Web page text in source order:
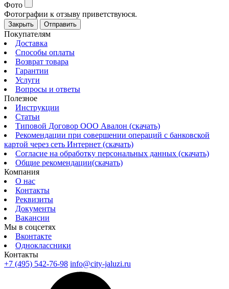
Фото
Фотографии к отзыву приветствуюся.
Закрыть Отправить
Покупателям
Доставка
Способы оплаты
Возврат товара
Гарантии
Услуги
Вопросы и ответы
Полезное
Инструкции
Статьи
Типовой Договор ООО Авалон (скачать)
Рекомендации при совершении операций с банковской
картой через сеть Интернет (скачать)
Согласие на обработку персональных данных (скачать)
Общие рекомендации(скачать)
Компания
О нас
Контакты
Реквизиты
Документы
Вакансии
Мы в соцсетях
Вконтакте
Одноклассники
Контакты
+7 (495) 542-76-98 info@city-jaluzi.ru